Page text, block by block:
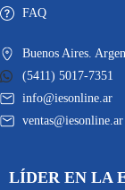
FAQ
Buenos Aires.
(5411) 5017-7351
info@iesonline.ar
ventas@iesonline.ar
LÍDER EN LA